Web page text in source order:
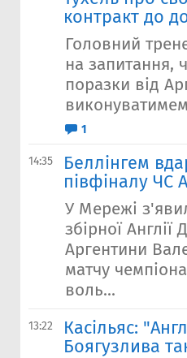
контракт до
Головний
на запитання,
поразки від
1
14:35
Беллінгем
півфіналу ЧС
У Мережі
збірної
Аргентини
матчу
воль...
13:22
Касільяс:
Боягузлива